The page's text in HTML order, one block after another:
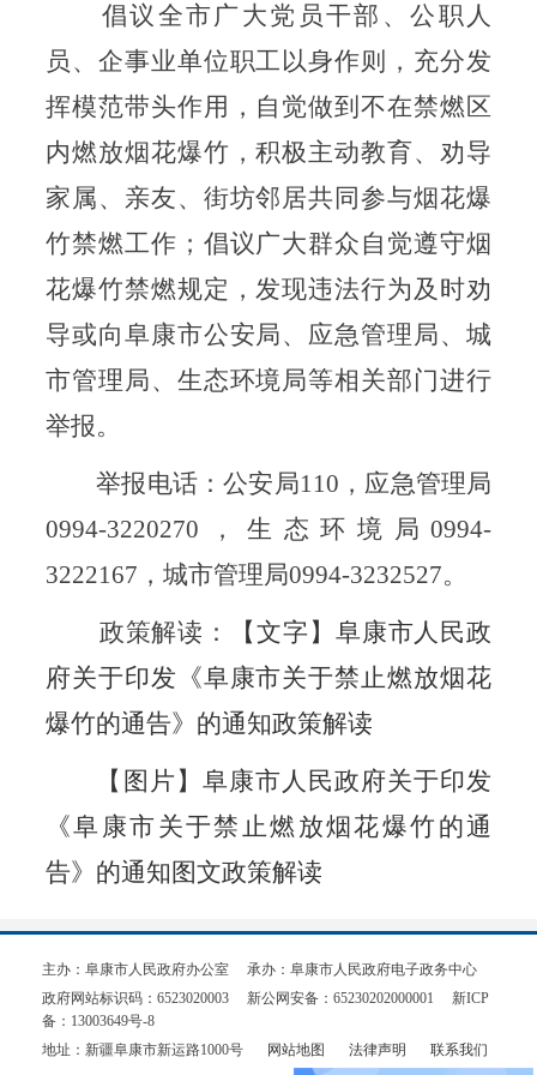
倡议全市广大党员干部、公职人
员、企事业单位职工以身作则，充分发
挥模范带头作用，自觉做到不在禁燃区
内燃放烟花爆竹，积极主动教育、劝导
家属、亲友、街坊邻居共同参与烟花爆
竹禁燃工作；倡议广大群众自觉遵守烟
花爆竹禁燃规定，发现违法行为及时劝
导或向阜康市公安局、应急管理局、城
市管理局、生态环境局等相关部门进行
举报。
举报电话：公安局110，应急管理局
0994-3220270，生态环境局0994-
3222167，城市管理局0994-3232527。
政策解读：
【文字】阜康市人民政
府关于印发《阜康市关于禁止燃放烟花
爆竹的通告》的通知政策解读
【图片】阜康市人民政府关于印发
《阜康市关于禁止燃放烟花爆竹的通
告》的通知图文政策解读
主办：阜康市人民政府办公室
承办：阜康市人民政府电子政务中心
政府网站标识码：6523020003
新公网安备：65230202000001
新ICP
备：13003649号-8
地址：新疆阜康市新运路1000号
网站地图 法律声明 联系我们